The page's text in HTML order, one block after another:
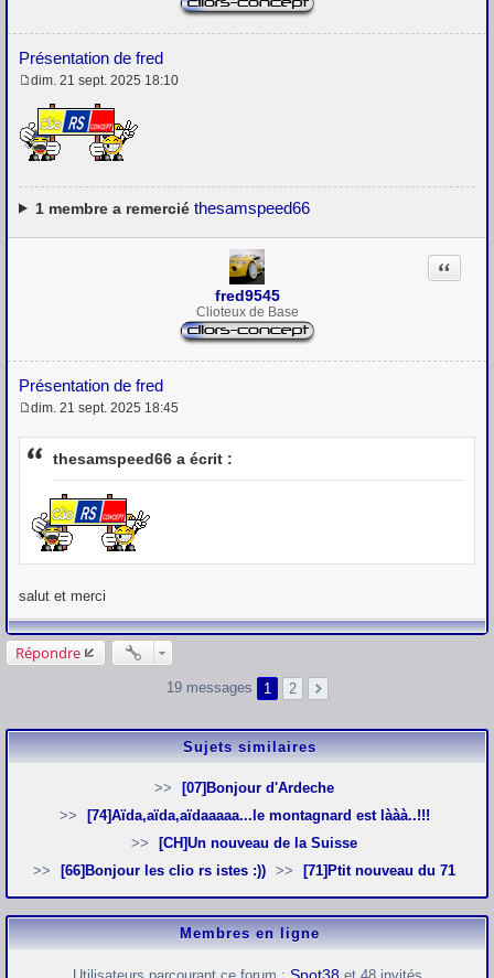
Présentation de fred
e
s
s
a
e
dim. 21 sept. 2025 18:10
1membre a remercié thesamspeed66
fred9545
Clioteux de Base
Présentation de fred
Citation
e
s
dim. 21 sept. 2025 18:45
thesamspeed66 a écrit :
salut et merci
Répondre
19 messages 1 2
Sujets similaires
[07]Bonjour d'Ardeche
[74]Aïda,aïda,aïdaaaaa...le montagnard est lààà..!!!
[CH]Un nouveau de la Suisse
[66]Bonjour les clio rs istes :))
[71]Ptit nouveau du 71
Membres en ligne